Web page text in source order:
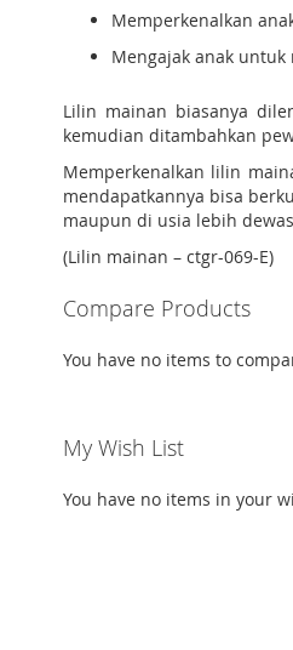
Memperkenalkan
Mengajak anak
Lilin mainan biasanya
kemudian ditambahkan
Memperkenalkan lilin
mendapatkannya bisa
maupun di usia lebih
(Lilin mainan – ctgr-069-E)
Compare Products
You have no items to
My Wish List
You have no items in your